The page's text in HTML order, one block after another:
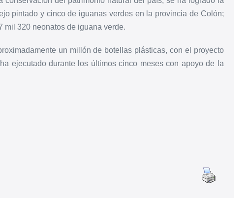
pintado y cinco de iguanas verdes en la provincia de Colón;
mil 320 neonatos de iguana verde.
un millón de botellas plásticas, con el proyecto
ejecutado durante los últimos cinco meses con apoyo de la